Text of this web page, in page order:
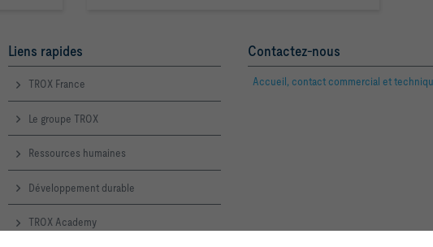
Liens rapides
TROX France
Le groupe TROX
Ressources humaines
Développement durable
TROX Academy
Contactez-nous
Accueil, contact commercial et